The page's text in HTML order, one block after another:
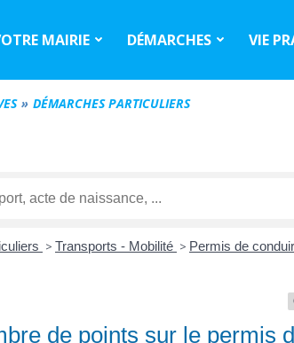
MAIRIE DÉMARCHES VIE
DÉMARCHES PARTICULIERS
> Transports - Mobilité > Permis de
de points sur le permis